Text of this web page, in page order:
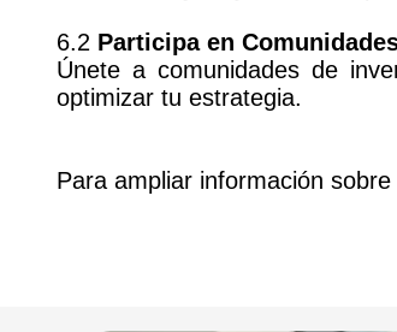
6.2 Participa en
Únete a comunidades de
optimizar tu estrategia.
Para ampliar información